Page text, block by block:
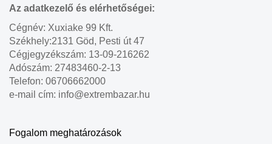
Az adatkezelő és elérhetőségei:
Cégnév: Xuxiake 99 Kft.
Székhely:2131 Göd, Pesti út 47
Cégjegyzékszám: 13-09-216262
Adószám: 27483460-2-13
Telefon: 06706662000
e-mail cím: info@extrembazar.hu
Fogalom meghatározások